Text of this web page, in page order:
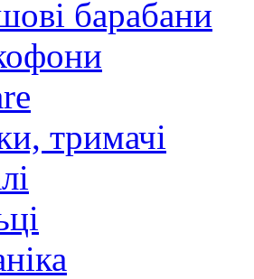
барабани
тримачі